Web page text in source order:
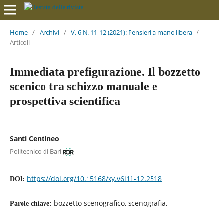
Home / Archivi / V. 6 N. 11-12 (2021): Pensieri a mano libera /
Articoli
Immediata prefigurazione. Il bozzetto
scenico tra schizzo manuale e
prospettiva scientifica
Santi Centineo
Politecnico di Bari
DOI: https://doi.org/10.15168/xy.v6i11-12.2518
Parole chiave: bozzetto scenografico, scenografia,